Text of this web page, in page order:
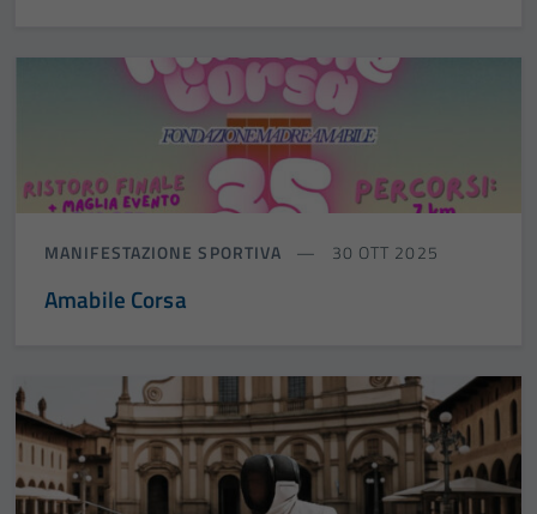
MANIFESTAZIONE SPORTIVA 30 OTT 2025
Amabile Corsa